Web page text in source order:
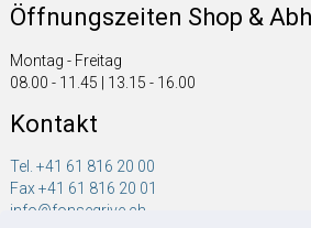
Öffnungszeiten Shop &
Montag - Freitag
08.00 - 11.45 | 13.15 - 16.00
Kontakt
Tel. +41 61 816 20 00
Fax +41 61 816 20 01
info@fonsegrive.ch